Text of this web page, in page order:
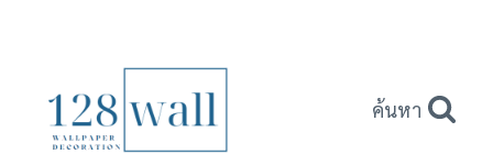
ค้นหา